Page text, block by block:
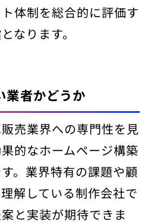
体制を総合的に評価す
なります。
業者かどうか
売業界への専門性を見
的なホームページ構築
。業界特有の課題や顧
解している制作会社で
と実装が期待できま